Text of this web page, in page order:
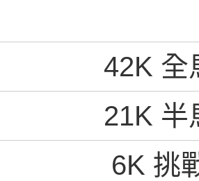
42K 全
21K 半
6K 挑